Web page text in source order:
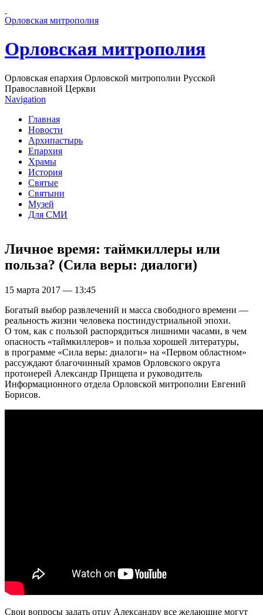
Орловская митрополия
Орловская митрополия
Орловская епархия Орловской митрополии Русской
Православной Церкви
Navigation
Главная
Новости
Архипастырь
Епархия
Храмы
История
Святые
Святыни
Музей
Для СМИ
Личное время: таймкиллеры или
польза? (Сила веры: диалоги)
15 марта 2017 — 13:45
Богатый выбор развлечений и масса свободного времени —
реальность жизни человека постиндустриальной эпохи.
О том, как с пользой распорядиться лишними часами, в чем
опасность «таймкиллеров» и польза хорошей литературы,
в программе «Сила веры: диалоги» на «Первом областном»
рассуждают благочинный храмов Орловского округа
протоиерей Александр Прищепа и руководитель
Информационного отдела Орловской митрополии Евгений
Борисов.
Свои вопросы задать отцу Александру все желающие могут